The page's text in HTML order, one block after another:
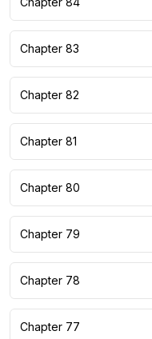
Chapter 83
Chapter 82
Chapter 81
Chapter 80
Chapter 79
Chapter 78
Chapter 77